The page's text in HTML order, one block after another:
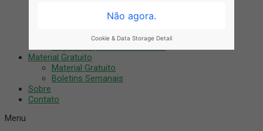
Recuperação Fiscal
Material Gratuito
Material Gratuito
Boletins Semanais
Sobre
Contato
Menu
Não agora.
Cookie & Data Storage Detail